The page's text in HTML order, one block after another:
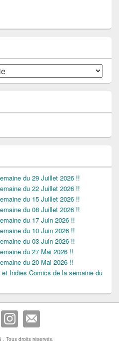
du 29 Juillet 2026 !!
du 22 Juillet 2026 !!
du 15 Juillet 2026 !!
du 08 Juillet 2026 !!
du 17 Juin 2026 !!
du 10 Juin 2026 !!
du 03 Juin 2026 !!
du 27 Mai 2026 !!
du 20 Mai 2026 !!
Indies Comics de la semaine du
. Tous droits réservés.